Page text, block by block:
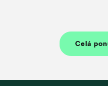
Celá